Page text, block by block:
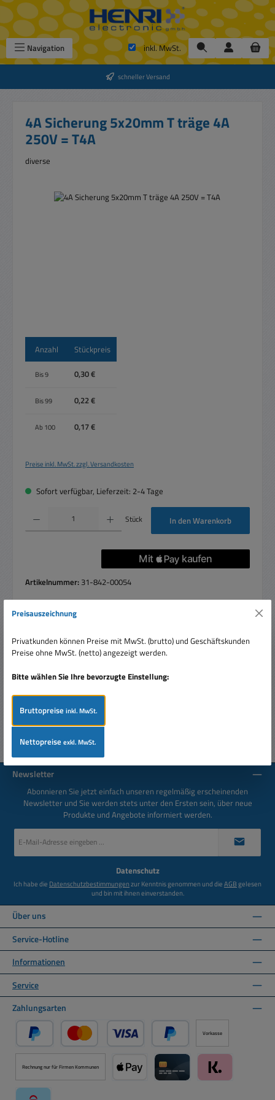
Zum Hauptinhalt springen
Navigation inkl. MwSt.
schneller Versand
4A Sicherung 5x20mm T träge 4A
250V = T4A
diverse
Bildergalerie überspringen
Anzahl Stückpreis
Bis9 0,30 €
Bis99 0,22 €
Ab 100 0,17 €
Preise inkl. MwSt. zzgl. Versandkosten
Sofort verfügbar, Lieferzeit: 2-4 Tage
Produkt Anzahl: Gib den gewünschten Wert ein oder benutze die Schaltflächen um
Stück In den Warenkorb
Artikelnummer: 31-842-00054
Beschreibung
Sicherung 5x20mm träge 4A 250V
Bewertungen
Newsletter
Abonnieren Sie jetzt einfach unseren regelmäßig erscheinenden
Newsletter und Sie werden stets unter den Ersten sein, über neue
Produkte und Angebote informiert werden.
Mail-
Datenschutz
Ich habe die Datenschutzbestimmungenzur Kenntnis genommen und dieAGBgelesen
und bin mit ihnen einverstanden.
Über uns
Service-Hotline
Informationen
Service
Zahlungsarten
PayPal Kredit- oder Debitkarte über PayPal
Später Bezahlen über PayPal
Vorkasse
Rechnung nur für Firmen Kommunen
Preisauszeichnung
Privatkunden können Preise mit MwSt. (brutto) und Geschäftskunden
Preise ohne MwSt. (netto) angezeigt werden.
Bitte wählen Sie Ihre bevorzugte Einstellung:
Bruttopreiseinkl. MwSt.
Nettopreiseexkl. MwSt.